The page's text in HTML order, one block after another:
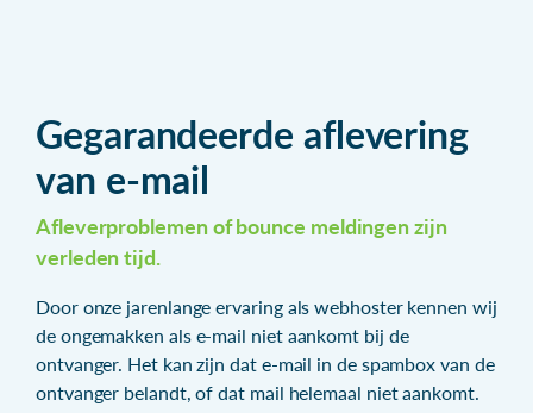
Gegarandeerde aflevering
van e-mail
Afleverproblemen of bounce meldingen zijn
verleden tijd.
Door onze jarenlange ervaring als webhoster kennen wij
de ongemakken als e-mail niet aankomt bij de
ontvanger. Het kan zijn dat e-mail in de spambox van de
ontvanger belandt, of dat mail helemaal niet aankomt.